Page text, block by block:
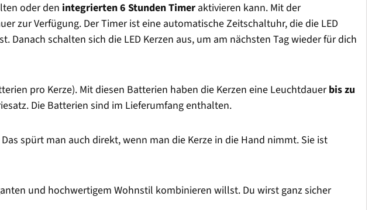
oder den integrierten 6 Stunden Timer aktivieren kann. Mit der
zur Verfügung. Der Timer ist eine automatische Zeitschaltuhr, die die LED
schalten sich die LED Kerzen aus, um am nächsten Tag wieder für dich
pro Kerze). Mit diesen Batterien haben die Kerzen eine Leuchtdauerbis zu
Die Batterien sind im Lieferumfang enthalten.
spürt man auch direkt, wenn man die Kerze in die Hand nimmt. Sie ist
und hochwertigem Wohnstil kombinieren willst. Du wirst ganz sicher